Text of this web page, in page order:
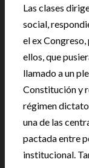
Las clases
social,
el ex
ellos, que
llamado a un
Constitución y
régimen
una de las
pactada entre
institucional.